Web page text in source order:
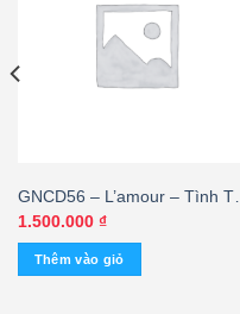
GNCD56 – L’amour – Tình Ta
– Ngọc Lan 2 (Made By
Distronic, đánh bóng) KGVSH
– cái
1.500.000 ₫
Thêm vào giỏ